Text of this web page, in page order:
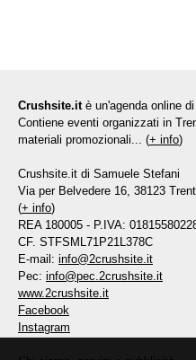
Crushsite.it è un'agenda online
Contiene eventi organizzati in
materiali promozionali... (+ info)
Crushsite.it di Samuele Stefani
Via per Belvedere 16, 38123
(+ info)
REA 180005 - P.IVA:
CF. STFSML71P21L378C
E-mail: info@2crushsite.it
Pec: info@pec.2crushsite.it
www.2crushsite.it
Facebook
Instagram